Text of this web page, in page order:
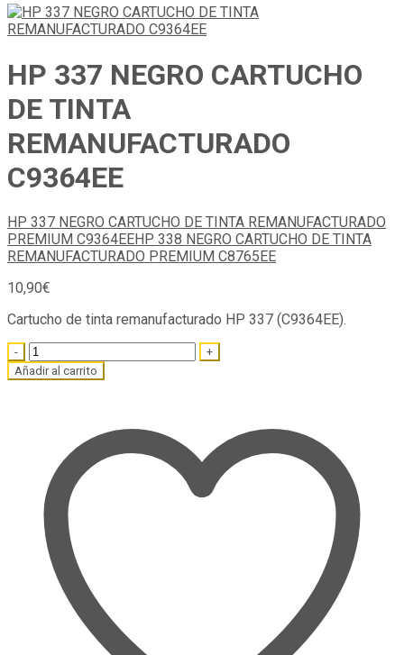
HP 337 NEGRO CARTUCHO
DE TINTA
REMANUFACTURADO
C9364EE
HP 337 NEGRO CARTUCHO DE TINTA REMANUFACTURADO
PREMIUM C9364EEHP 338 NEGRO CARTUCHO DE TINTA
REMANUFACTURADO PREMIUM C8765EE
10,90€
Cartucho de tinta remanufacturado HP 337 (C9364EE).
Quantity
Añadir al carrito